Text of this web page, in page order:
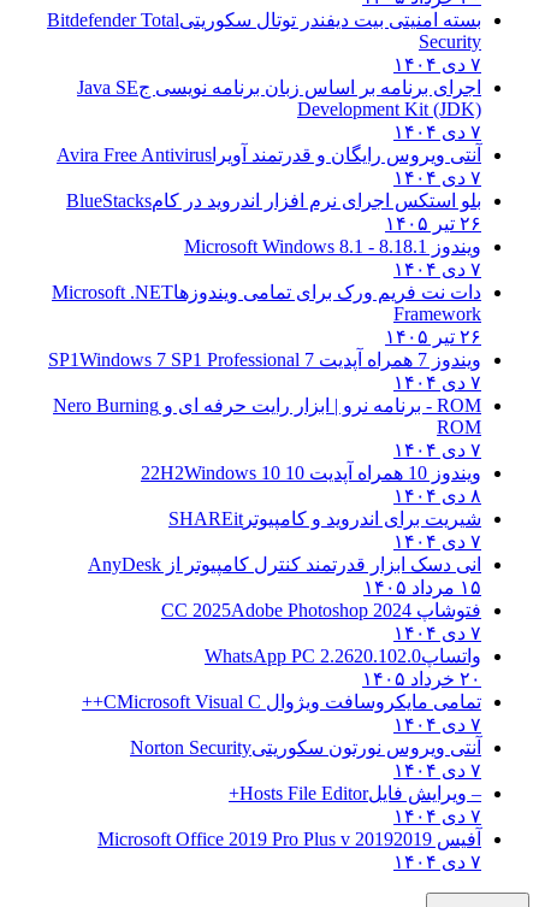
بسته امنیتی بیت دیفندر توتال سکوریتیBitdefender Total
Security
۷ دی ۱۴۰۴
اجرای برنامه بر اساس زبان برنامه نویسی جJava SE
Development Kit (JDK)
۷ دی ۱۴۰۴
آنتی ویروس رایگان و قدرتمند آویرا Avira Free Antivirus
۷ دی ۱۴۰۴
بلو استکس اجرای نرم افزار اندروید در کامBlueStacks
۲۶ تیر ۱۴۰۵
ویندوز 8.1
8.1 - Microsoft Windows 8.1
۷ دی ۱۴۰۴
دات نت فریم ورک برای تمامی ویندوزهاMicrosoft .NET
Framework
۲۶ تیر ۱۴۰۵
ویندوز 7 همراه آپدیت 7 SP1
Windows 7 SP1 Professional
۷ دی ۱۴۰۴
ROM - برنامه نرو | ابزار رایت حرفه ای و
Nero Burning
ROM
۷ دی ۱۴۰۴
ویندوز 10 همراه آپدیت 10 22H2
Windows 10
۸ دی ۱۴۰۴
شیریت برای اندروید و کامپیوتر SHAREit
۷ دی ۱۴۰۴
انی دسک ابزار قدرتمند کنترل کامپیوتر از AnyDesk
۱۵ مرداد ۱۴۰۵
فتوشاپ CC 2025 Adobe Photoshop 2024
۷ دی ۱۴۰۴
واتساپWhatsApp PC 2.2620.102.0
۲۰ خرداد ۱۴۰۵
تمامی مایکروسافت ویژوال C Microsoft Visual C++
۷ دی ۱۴۰۴
آنتی ویروس نورتون سکوریتیNorton Security
۷ دی ۱۴۰۴
– ویرایش فایلHosts File Editor+
۷ دی ۱۴۰۴
آفیس 2019 2019 Microsoft Office 2019 Pro Plus v
۷ دی ۱۴۰۴